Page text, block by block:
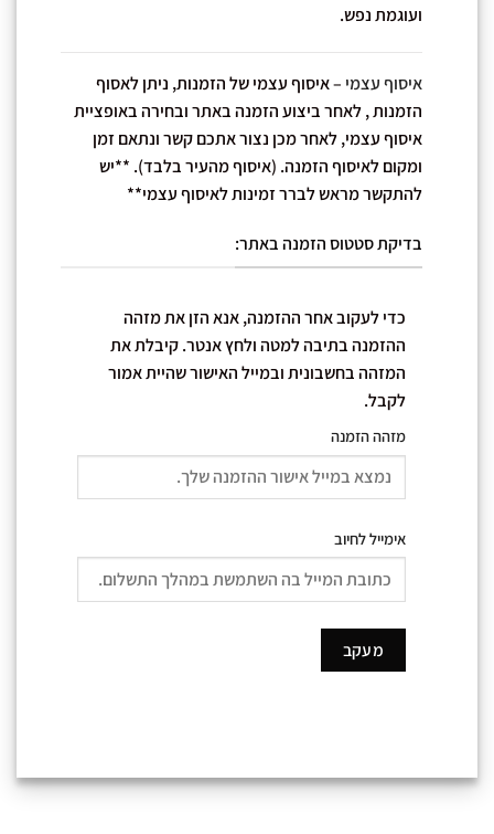
ועוגמת נפש.
איסוף עצמי – איסוף עצמי של הזמנות, ניתן לאסוף
הזמנות , לאחר ביצוע הזמנה באתר ובחירה באופציית
איסוף עצמי, לאחר מכן נצור אתכם קשר ונתאם זמן
ומקום לאיסוף הזמנה. (איסוף מהעיר בלבד). **יש
להתקשר מראש לברר זמינות לאיסוף עצמי**
בדיקת סטטוס הזמנה באתר:
כדי לעקוב אחר ההזמנה, אנא הזן את מזהה
ההזמנה בתיבה למטה ולחץ אנטר. קיבלת את
המזהה בחשבונית ובמייל האישור שהיית אמור
לקבל.
מזהה הזמנה
אימייל לחיוב
מעקב